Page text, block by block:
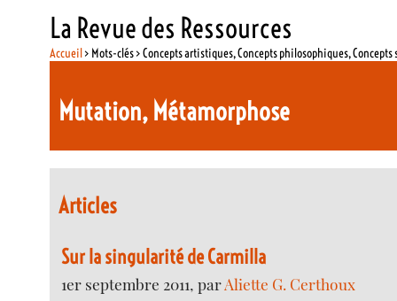
La Revue des Ressources
Accueil> Mots-clés > Concepts artistiques, Concepts philosophiques,
Mutation, Métamorphose
Articles
Sur la singularité de Carmilla
1er septembre 2011, parAliette G. Certhoux